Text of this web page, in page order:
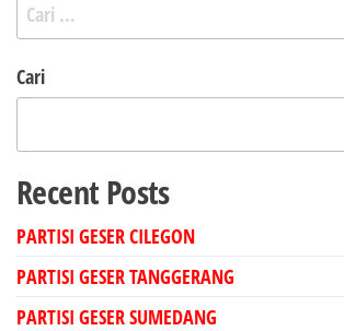
untuk:
Cari
Recent Posts
PARTISI GESER CILEGON
PARTISI GESER TANGGERANG
PARTISI GESER SUMEDANG